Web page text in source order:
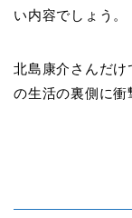
い内容でしょう。
北島康介さんだ
の生活の裏側に衝